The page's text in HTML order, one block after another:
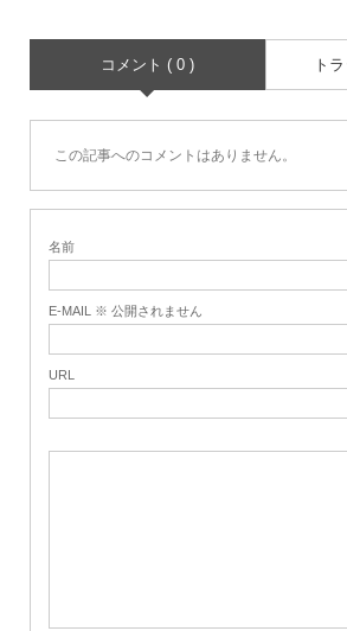
コメント ( 0 ) ト
この記事へのコメントはありません。
名前
E-MAIL ※ 公開されません
URL